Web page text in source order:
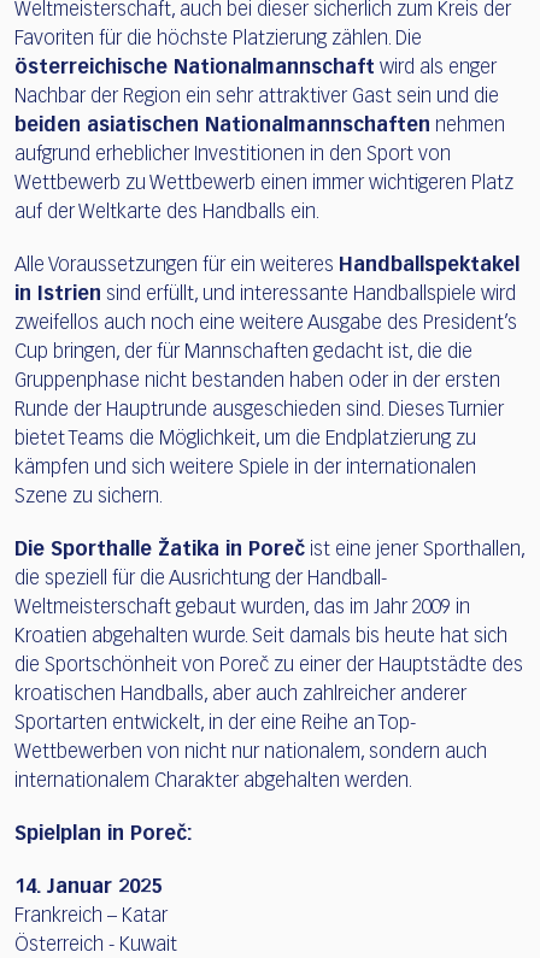
Weltmeisterschaft, auch bei dieser sicherlich zum Kreis der
Favoriten für die höchste Platzierung zählen. Die
österreichische Nationalmannschaft wird als enger
Nachbar der Region ein sehr attraktiver Gast sein und die
beiden asiatischen Nationalmannschaften nehmen
aufgrund erheblicher Investitionen in den Sport von
Wettbewerb zu Wettbewerb einen immer wichtigeren Platz
auf der Weltkarte des Handballs ein.
Alle Voraussetzungen für ein weiteres Handballspektakel
in Istrien sind erfüllt, und interessante Handballspiele wird
zweifellos auch noch eine weitere Ausgabe des President’s
Cup bringen, der für Mannschaften gedacht ist, die die
Gruppenphase nicht bestanden haben oder in der ersten
Runde der Hauptrunde ausgeschieden sind. Dieses Turnier
bietet Teams die Möglichkeit, um die Endplatzierung zu
kämpfen und sich weitere Spiele in der internationalen
Szene zu sichern.
Die Sporthalle Žatika in Poreč ist eine jener Sporthallen,
die speziell für die Ausrichtung der Handball-
Weltmeisterschaft gebaut wurden, das im Jahr 2009 in
Kroatien abgehalten wurde. Seit damals bis heute hat sich
die Sportschönheit von Poreč zu einer der Hauptstädte des
kroatischen Handballs, aber auch zahlreicher anderer
Sportarten entwickelt, in der eine Reihe an Top-
Wettbewerben von nicht nur nationalem, sondern auch
internationalem Charakter abgehalten werden.
Spielplan in Poreč:
14. Januar 2025
Frankreich – Katar
Österreich - Kuwait